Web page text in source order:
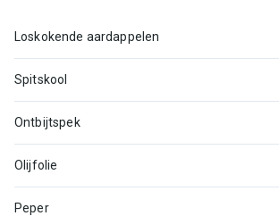
Loskokende aardappelen
Spitskool
Ontbijtspek
Olijfolie
Peper